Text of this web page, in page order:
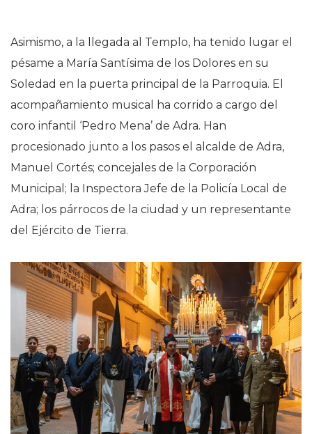
Asimismo, a la llegada al Templo, ha tenido lugar el
pésame a María Santísima de los Dolores en su
Soledad en la puerta principal de la Parroquia. El
acompañamiento musical ha corrido a cargo del
coro infantil ‘Pedro Mena’ de Adra. Han
procesionado junto a los pasos el alcalde de Adra,
Manuel Cortés; concejales de la Corporación
Municipal; la Inspectora Jefe de la Policía Local de
Adra; los párrocos de la ciudad y un representante
del Ejército de Tierra.